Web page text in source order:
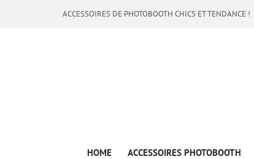
ACCESSOIRES DE PHOTOBOOTH CHICS ET TENDANCE !
HOME ACCESSOIRES PHOTOBOOTH